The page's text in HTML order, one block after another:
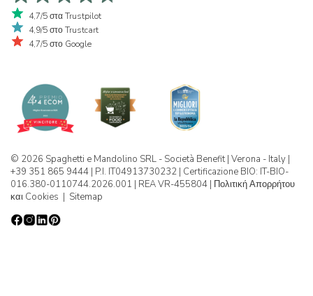
4,7/5 στα Trustpilot
4,9/5 στο Trustcart
4,7/5 στο Google
© 2026 Spaghetti e Mandolino SRL - Società Benefit | Verona - Italy |
+39 351 865 9444 | P.I. IT04913730232 | Certificazione BIO: IT-BIO-
016.380-0110744.2026.001 | REA VR-455804 | Πολιτική Απορρήτου
και Cookies | Sitemap